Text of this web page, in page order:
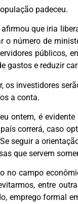
padeceu.
que iria
o número de
públicos,
gastos e reduzir
os investidores
a conta.
ontem, é
correrá, caso
seguir a
que servem
no campo
entre
emprego formal